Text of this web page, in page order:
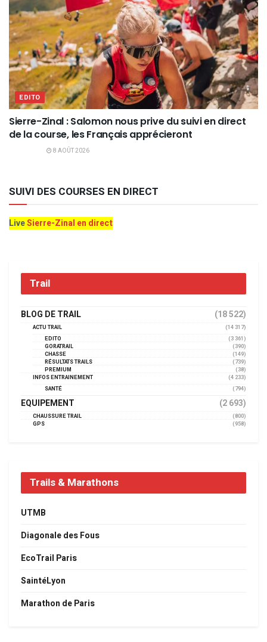
EDITO
Sierre-Zinal : Salomon nous prive du suivi en direct
de la course, les Français apprécieront
8 AOÛT 2026
SUIVI DES COURSES EN DIRECT
LiveSierre-Zinal en direct
Trail
BLOG DE TRAIL (18 522)
ACTU TRAIL
(14 317)
EDITO
(3 361)
GORATRAIL
(390)
CHASSE
(149)
RÉSULTATS TRAILS
(739)
PREMIUM
(38)
INFOS ENTRAINEMENT
(4 233)
SANTÉ
(794)
EQUIPEMENT (2 693)
CHAUSSURE TRAIL
(800)
GPS
(958)
Trails & Marathons
UTMB
Diagonale des Fous
EcoTrail Paris
SaintéLyon
Marathon de Paris